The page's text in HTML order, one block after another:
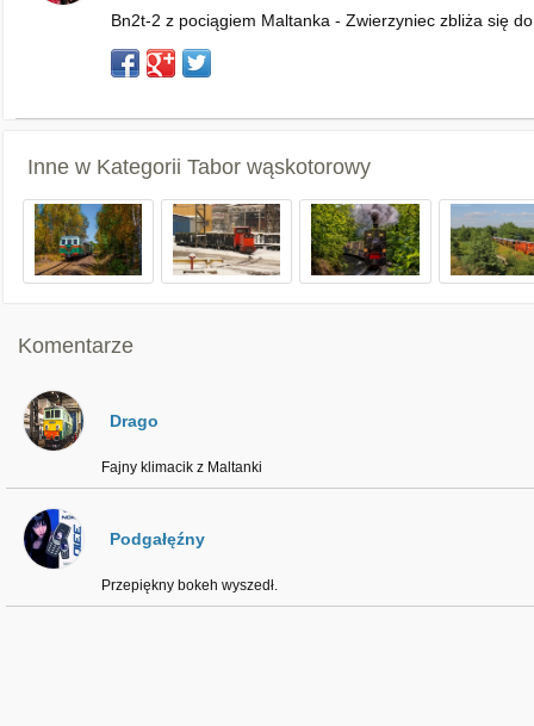
Bn2t-2 z pociągiem Maltanka - Zwierzyniec zbliża się
Inne w Kategorii Tabor wąskotorowy
Komentarze
Drago
Fajny klimacik z Maltanki
Podgałęźny
Przepiękny bokeh wyszedł.